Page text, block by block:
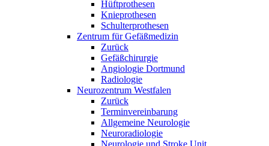
Hüftprothesen
Knieprothesen
Schulterprothesen
Zentrum für Gefäßmedizin
Zurück
Gefäßchirurgie
Angiologie Dortmund
Radiologie
Neurozentrum Westfalen
Zurück
Terminvereinbarung
Allgemeine Neurologie
Neuroradiologie
Neurologie und Stroke Unit